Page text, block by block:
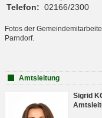
Telefon: 02166/2300
Fotos der
Parndorf.
Amtsleitung
Sigrid